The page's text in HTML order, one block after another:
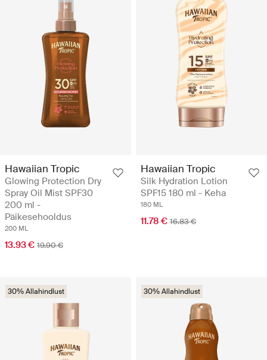
Hawaiian Tropic
Glowing Protection Dry
Spray Oil Mist SPF30
200 ml -
Päikesehooldus
200 ML
13.93 € 19.90 €
Hawaiian Tropic
Silk Hydration Lotion
SPF15 180 ml - Keha
180 ML
11.78 € 16.83 €
30% Allahindlust 30% Allahindlust